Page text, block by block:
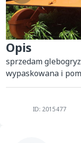
Opis
sprzedam
wypaskowana i
ID: 2015477